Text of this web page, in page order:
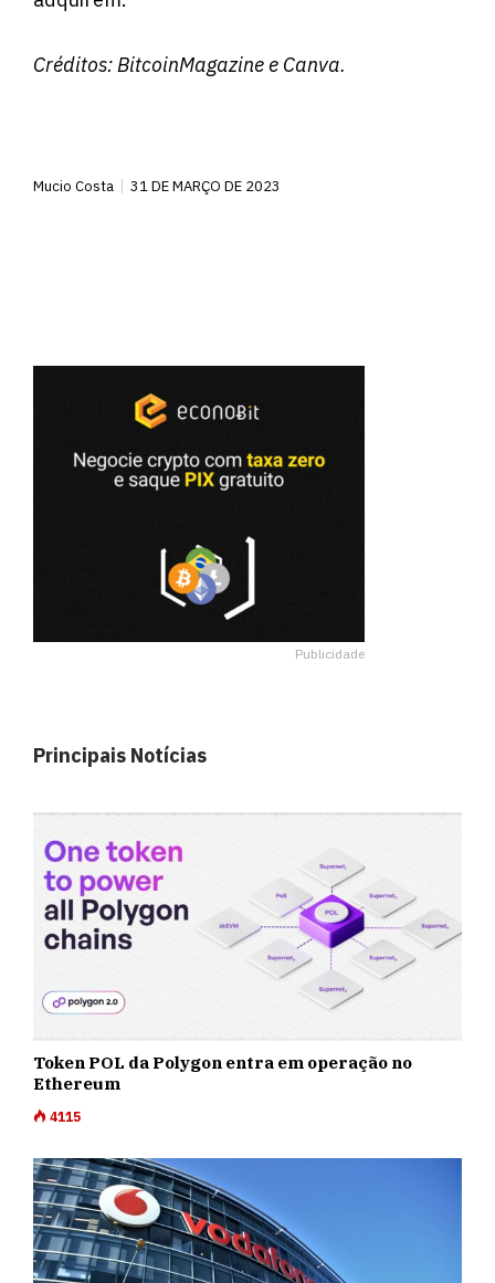
Créditos:BitcoinMagazinee Canva.
Mucio Costa 31 DE MARÇO DE 2023
Publicidade
Principais Notícias
Token POL da Polygon entra em operação no
Ethereum
4115